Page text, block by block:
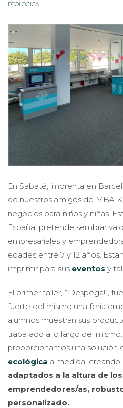
ECOLÓGICA
En Sabaté, imprenta en
de nuestros amigos de MBA
negocios para niños y niñas.
España, pretende sembrar
empresariales y
edades entre 7 y 12 años.
imprimir para sus eventos y
El primer taller, “¡Despega!”,
fuerte del mismo una feria
alumnos muestran sus
trabajado a lo largo del
proporcionamos una solución
ecológica a medida, creando
adaptados a la altura de
emprendedores/as,
personalizado.